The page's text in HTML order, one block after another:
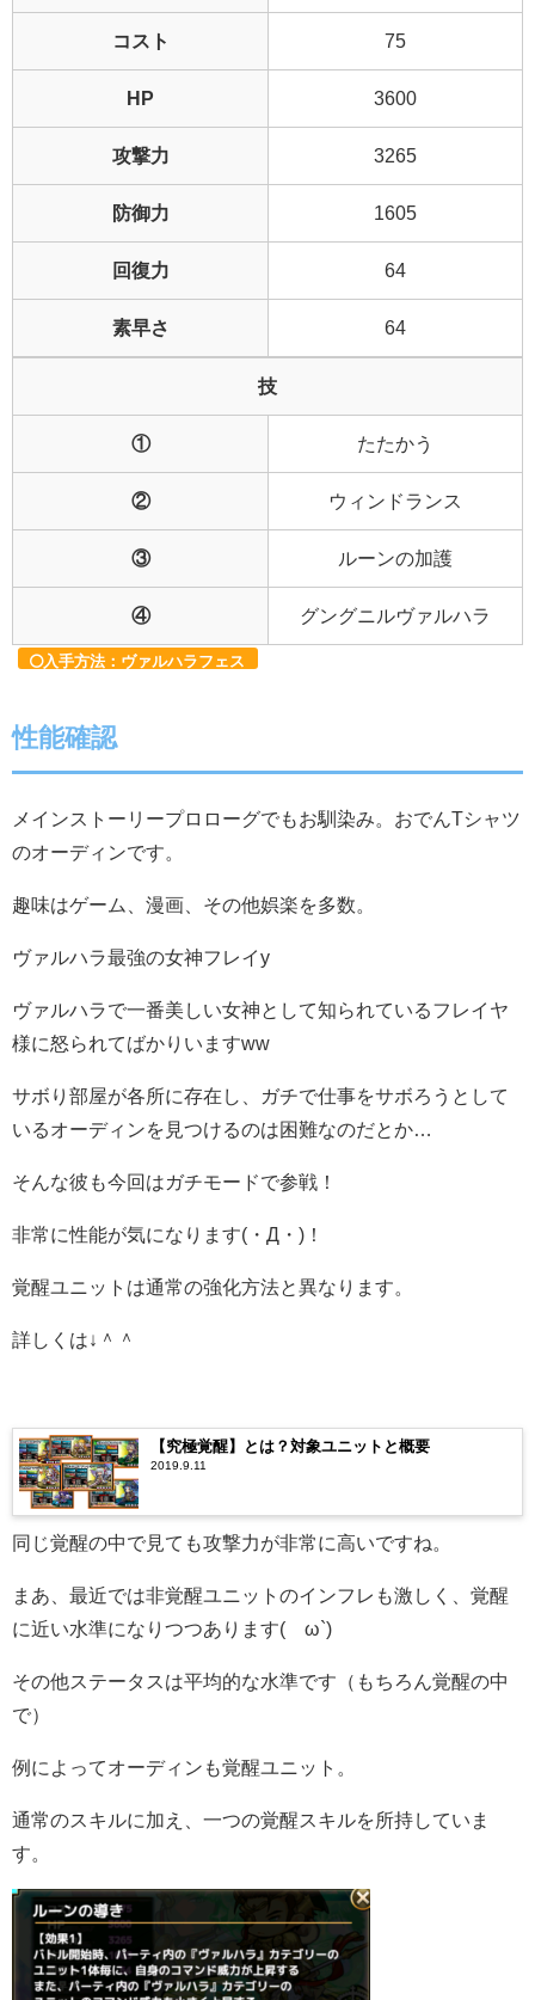
コスト 75
HP 3600
攻撃力 3265
防御力 1605
回復力 64
素早さ 64
技
① たたかう
② ウィンドランス
③ ルーンの加護
④ グングニルヴァルハラ
入手方法：ヴァルハラフェス
性能確認
メインストーリープロローグでもお馴染み。おでんTシャツ
のオーディンです。
趣味はゲーム、漫画、その他娯楽を多数。
ヴァルハラ最強の女神フレイy
ヴァルハラで一番美しい女神として知られているフレイヤ
様に怒られてばかりいますww
サボり部屋が各所に存在し、ガチで仕事をサボろうとして
いるオーディンを見つけるのは困難なのだとか…
そんな彼も今回はガチモードで参戦！
非常に性能が気になります(・Д・)！
覚醒ユニットは通常の強化方法と異なります。
詳しくは↓＾＾
【究極覚醒】とは？対象ユニットと概要
2019.9.11
同じ覚醒の中で見ても攻撃力が非常に高いですね。
まあ、最近では非覚醒ユニットのインフレも激しく、覚醒
に近い水準になりつつあります(´ω`)
その他ステータスは平均的な水準です（もちろん覚醒の中
で）
例によってオーディンも覚醒ユニット。
通常のスキルに加え、一つの覚醒スキルを所持していま
す。